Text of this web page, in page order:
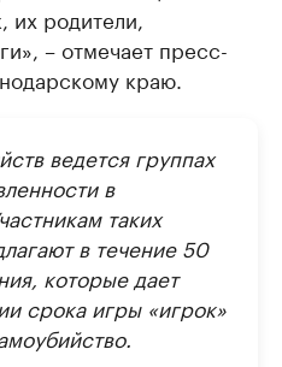
их родители,
– отмечает пресс-
краю.
ведется группах
в
таких
в течение 50
которые дает
срока игры «игрок»